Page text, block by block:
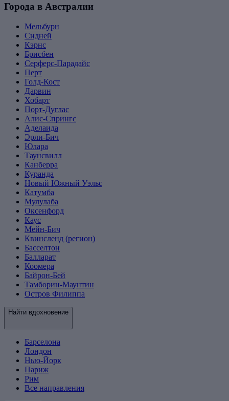
Города в Австралии
Мельбурн
Сидней
Кэрнс
Брисбен
Серферс-Парадайс
Перт
Голд-Кост
Дарвин
Хобарт
Порт-Дуглас
Алис-Спрингс
Аделаида
Эрли-Бич
Юлара
Таунсвилл
Канберра
Куранда
Новый Южный Уэльс
Катумба
Мулулаба
Оксенфорд
Каус
Мейн-Бич
Квинсленд (регион)
Басселтон
Балларат
Коомера
Байрон-Бей
Тамборин-Маунтин
Остров Филиппа
Найти вдохновение
Барселона
Лондон
Нью-Йорк
Париж
Рим
Все направления